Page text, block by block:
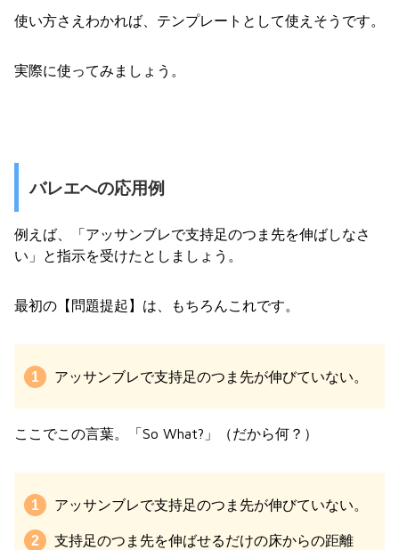
使い方さえわかれば、テンプレートとして使えそうです。
実際に使ってみましょう。
バレエへの応用例
例えば、「アッサンブレで支持足のつま先を伸ばしなさ
い」と指示を受けたとしましょう。
最初の【問題提起】は、もちろんこれです。
アッサンブレで支持足のつま先が伸びていない。
ここでこの言葉。「So What?」（だから何？）
アッサンブレで支持足のつま先が伸びていない。
支持足のつま先を伸ばせるだけの床からの距離